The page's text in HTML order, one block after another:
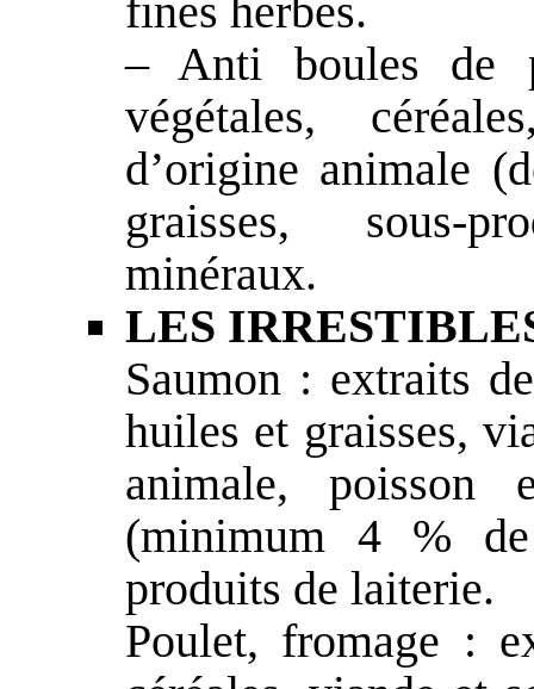
fines herbes.
– Anti boules de
végétales,
d’origine animale
graisses, sous-
minéraux.
LES
Saumon : extraits
huiles et graisses,
animale, poisson
(minimum 4 %
produits de laiterie.
Poulet, fromage :